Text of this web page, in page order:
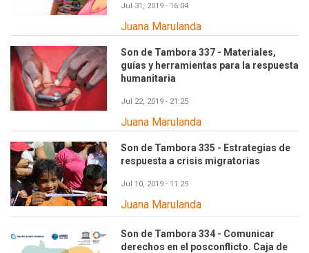
Jul 31, 2019 - 16:04
Juana Marulanda
Son de Tambora 337 - Materiales,
guías y herramientas para la respuesta
humanitaria
Jul 22, 2019 - 21:25
Juana Marulanda
Son de Tambora 335 - Estrategias de
respuesta a crisis migratorias
Jul 10, 2019 - 11:29
Juana Marulanda
Son de Tambora 334 - Comunicar
derechos en el posconflicto. Caja de